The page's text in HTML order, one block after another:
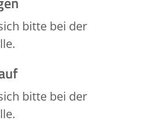
bitte bei der
bitte bei der